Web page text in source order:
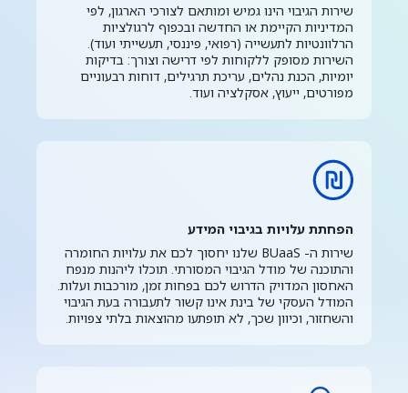
שירות הגיבוי הינו גמיש ומותאם לצורכי הארגון, לפי
המדיניות הקיימת או החדשה ובכפוף לרגולציות
הרלוונטיות לתעשייה (רפואי, פיננסי, תעשייתי ועוד).
השירות מסופק ללקוחות לפי דרישה וצורך: בדיקות
יומיות, הכנת נהלים, עריכת תרגילים, דוחות רבעוניים
מפורטים, ייעוץ, אסקלציה ועוד.
הפחתת עלויות בגיבוי המידע
שירות ה- BUaaS שלנו יחסוך לכם את עלויות החומרה
והתוכנה של מודל הגיבוי המסורתי. תוכלו ליהנות מנפח
האחסון המדויק הדרוש לכם בפחות זמן, מורכבות ועלות.
המודל העסקי של בינת אינו קשור לתעבורה בעת הגיבוי
והשחזור, וכיוון שכך, לא תופתעו מהוצאות בלתי צפויות.